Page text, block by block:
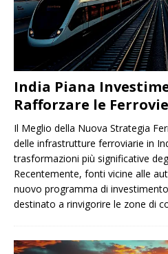
India Piana
Rafforzare le
Il Meglio della Nuova Strategia
delle infrastrutture ferroviarie in
trasformazioni più significative
Recentemente, fonti vicine alle
nuovo programma di
destinato a rinvigorire le zone di